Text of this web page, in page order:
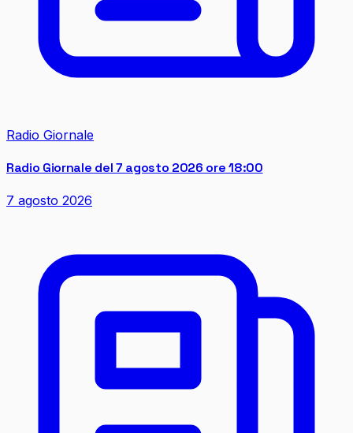
Radio Giornale
Radio Giornale del 7 agosto 2026 ore 18:00
7 agosto 2026